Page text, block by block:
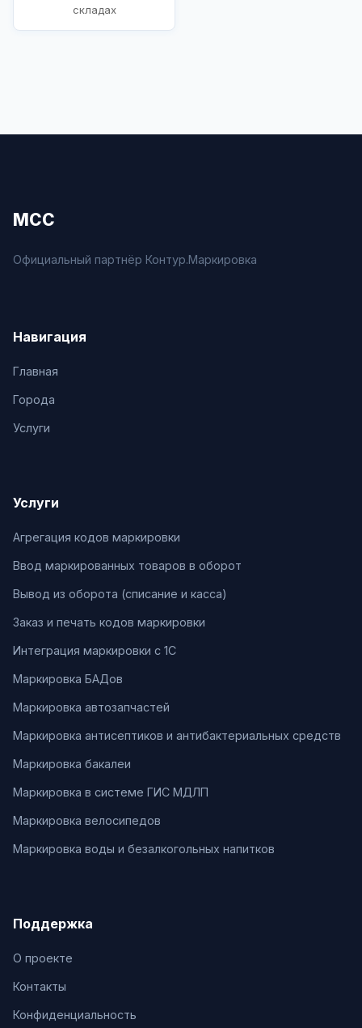
складах
МСС
Официальный партнёр Контур.Маркировка
Навигация
Главная
Города
Услуги
Услуги
Агрегация кодов маркировки
Ввод маркированных товаров в оборот
Вывод из оборота (списание и касса)
Заказ и печать кодов маркировки
Интеграция маркировки с 1С
Маркировка БАДов
Маркировка автозапчастей
Маркировка антисептиков и антибактериальных средств
Маркировка бакалеи
Маркировка в системе ГИС МДЛП
Маркировка велосипедов
Маркировка воды и безалкогольных напитков
Поддержка
О проекте
Контакты
Конфиденциальность